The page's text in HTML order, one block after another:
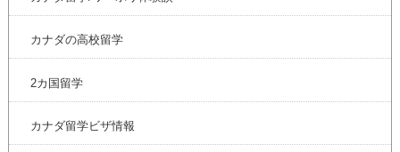
カナダの高校留学
2カ国留学
カナダ留学ビザ情報